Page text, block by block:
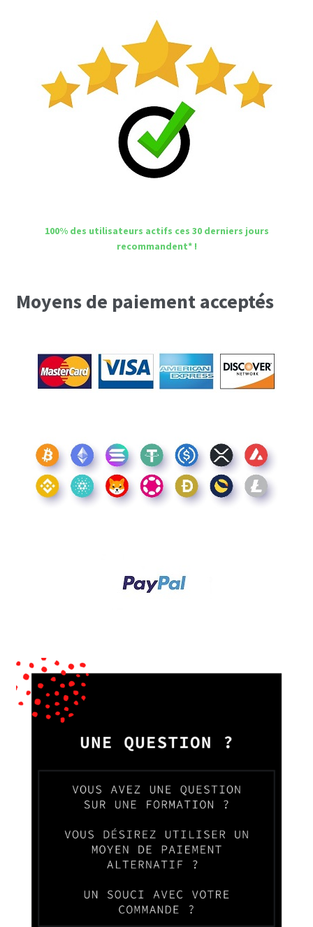
100% des utilisateurs actifs ces 30 derniers jours
recommandent* !
Moyens de paiement acceptés